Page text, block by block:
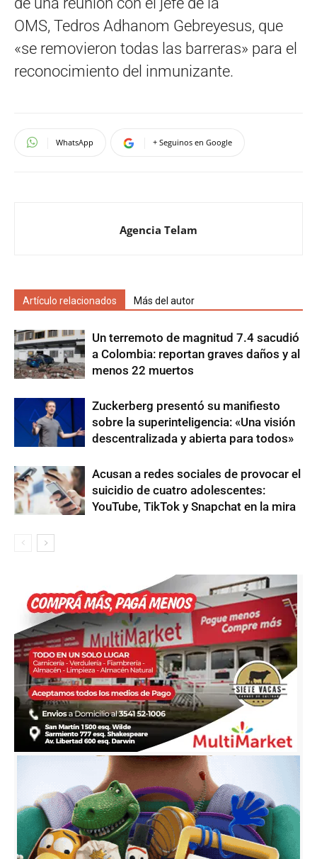
OMS, Tedros Adhanom Gebreyesus, que
«se removieron todas las barreras» para el
reconocimiento del inmunizante.
WhatsApp + Seguinos en Google
Agencia Telam
Artículo relacionados Más del autor
Un terremoto de magnitud 7.4 sacudió
a Colombia: reportan graves daños y al
menos 22 muertos
Zuckerberg presentó su manifiesto
sobre la superinteligencia: «Una visión
descentralizada y abierta para todos»
Acusan a redes sociales de provocar el
suicidio de cuatro adolescentes:
YouTube, TikTok y Snapchat en la mira